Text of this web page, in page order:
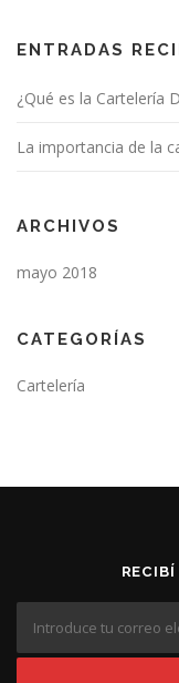
ENTRADAS
¿Qué es la Cartelería
La importancia de la
ARCHIVOS
mayo 2018
CATEGORÍAS
Cartelería
RECIBÍ